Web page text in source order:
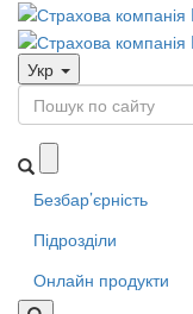
Укр
Безбар’єрність
Підрозділи
Онлайн продукти